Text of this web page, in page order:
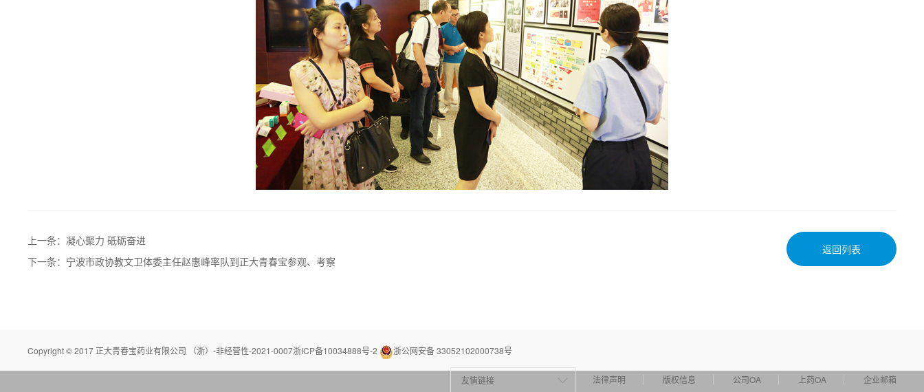
上一条：凝心聚力 砥砺奋进
下一条：宁波市政协教文卫体委主任赵惠峰率队到正大青春宝参观、考察
返回列表
Copyright © 2017 正大青春宝药业有限公司 （浙）-非经营性-2021-0007浙ICP备10034888号-2 浙公网安备 33052102000738号
友情链接 法律声明 版权信息 公司OA 上药OA 企业邮箱